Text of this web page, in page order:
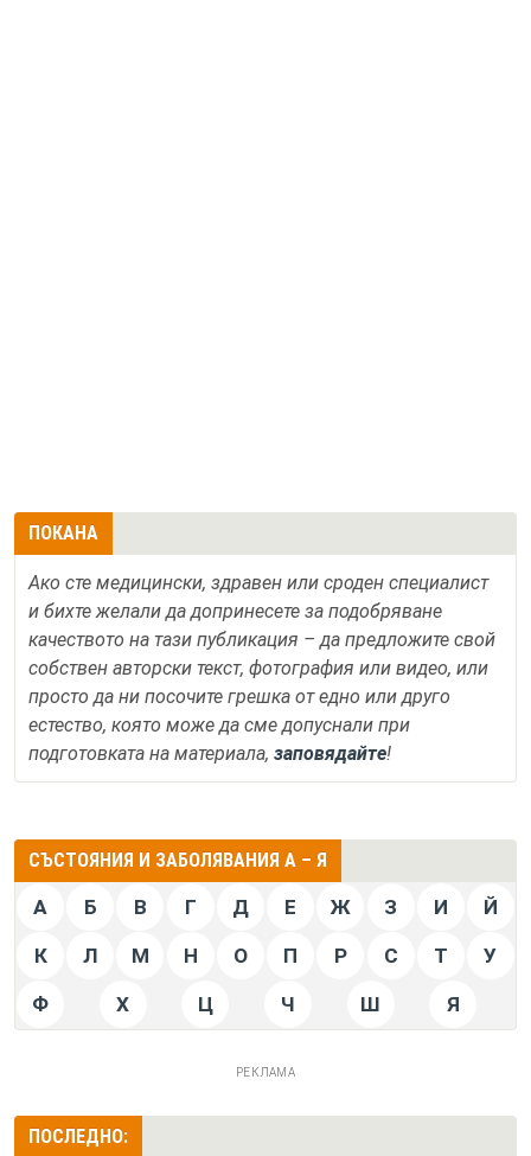
ПОКАНА
Ако сте медицински, здравен или сроден специалист
и бихте желали да допринесете за подобряване
качеството на тази публикация – да предложите свой
собствен авторски текст, фотография или видео, или
просто да ни посочите грешка от едно или друго
естество, която може да сме допуснали при
подготовката на материала, заповядайте!
СЪСТОЯНИЯ И ЗАБОЛЯВАНИЯ А – Я
А Б В Г Д Е Ж З И Й
К Л М Н О П Р С Т У
Ф Х Ц Ч Ш Я
РЕКЛАМА
ПОСЛЕДНО: